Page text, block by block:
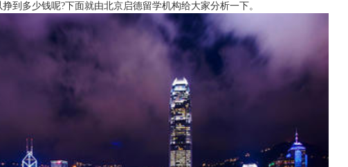
到多少钱呢?下面就由北京启德留学机构给大家分析一下。